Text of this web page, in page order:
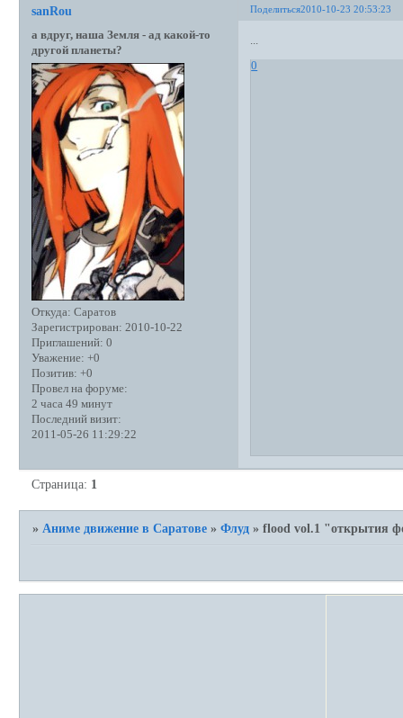
Поделиться2010-10-23 20:53:23
sanRou
а вдруг, наша Земля - ад какой-то
другой планеты?
Откуда: Саратов
Зарегистрирован: 2010-10-22
Приглашений: 0
Уважение: +0
Позитив: +0
Провел на форуме:
2 часа 49 минут
Последний визит:
2011-05-26 11:29:22
0
Страница: 1
» Аниме движение в Саратове »Флуд »flood vol.1 "открытия